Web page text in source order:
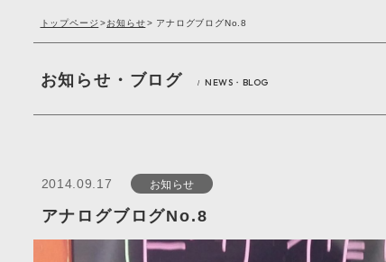
トップページ >お知らせ > アナログブログNo.8
お知らせ・ブログ / NEWS・BLOG
2014.09.17 お知らせ
アナログブログNo.8